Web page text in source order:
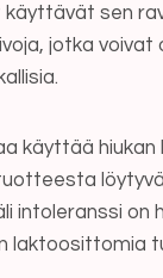
sen
jotka voivat
käyttää hiukan
intoleranssi on
laktoosittomia